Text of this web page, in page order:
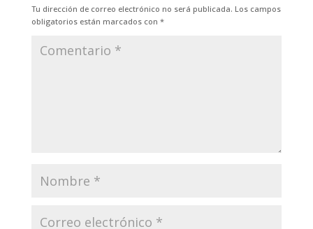
Tu dirección de correo electrónico no será publicada. Los campos
obligatorios están marcados con *